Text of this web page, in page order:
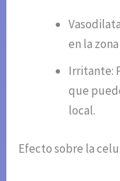
en la
Irritante:
que
local.
Efecto sobre la